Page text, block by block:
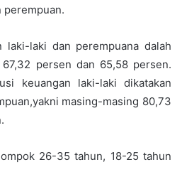
laki-laki dan perempuana dalah
persen dan 65,58 persen.
keuangan laki-laki dikatakan
masing-masing 80,73
26-35 tahun, 18-25 tahun